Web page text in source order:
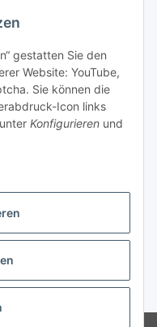
gestatten Sie den
Website: YouTube,
Sie können die
Icon links
Konfigurieren und